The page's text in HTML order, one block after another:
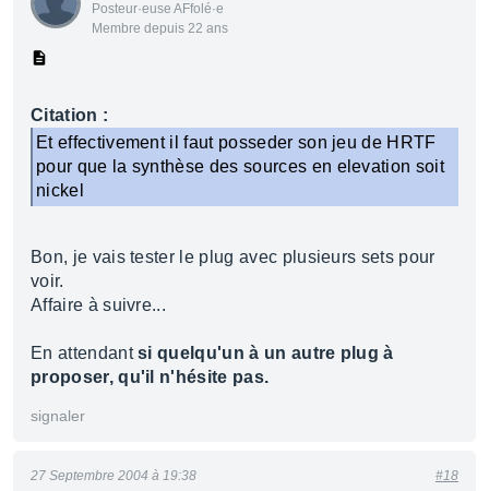
Posteur·euse AFfolé·e
Membre depuis 22 ans
Citation :
Et effectivement il faut posseder son jeu de HRTF
pour que la synthèse des sources en elevation soit
nickel
Bon, je vais tester le plug avec plusieurs sets pour
voir.
Affaire à suivre...
En attendantsi quelqu'un à un autre plug à
proposer, qu'il n'hésite pas.
signaler
27 Septembre 2004 à 19:38 #18